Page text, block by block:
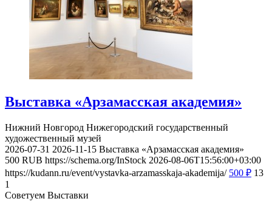
Выставка «Арзамасская академия»
Нижний Новгород Нижегородский государственный
художественный музей
2026-07-31 2026-11-15 Выставка «Арзамасская академия»
500 RUB https://schema.org/InStock 2026-08-06T15:56:00+03:00
https://kudann.ru/event/vystavka-arzamasskaja-akademija/ 500 ₽ 13
1
Советуем Выставки